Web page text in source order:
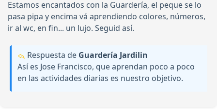
Estamos encantados con la Guardería, el peque se lo
pasa pipa y encima vá aprendiendo colores, números,
ir al wc, en fin... un lujo. Seguid así.
Respuesta de Guardería Jardilin
Así es Jose Francisco, que aprendan poco a poco
en las actividades diarias es nuestro objetivo.